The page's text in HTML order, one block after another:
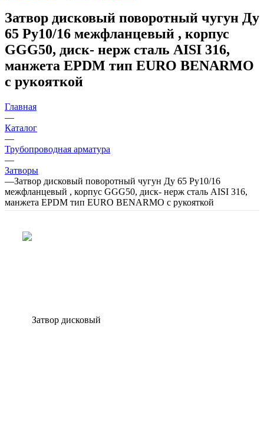
Затвор дисковый поворотный чугун Ду
65 Ру10/16 межфланцевый , корпус
GGG50, диск- нерж сталь AISI 316,
манжета EPDM тип EURO BENARMO
с рукояткой
Главная
—
Каталог
—
Трубопроводная арматура
—
Затворы
—Затвор дисковый поворотный чугун Ду 65 Ру10/16
межфланцевый , корпус GGG50, диск- нерж сталь AISI 316,
манжета EPDM тип EURO BENARMO с рукояткой